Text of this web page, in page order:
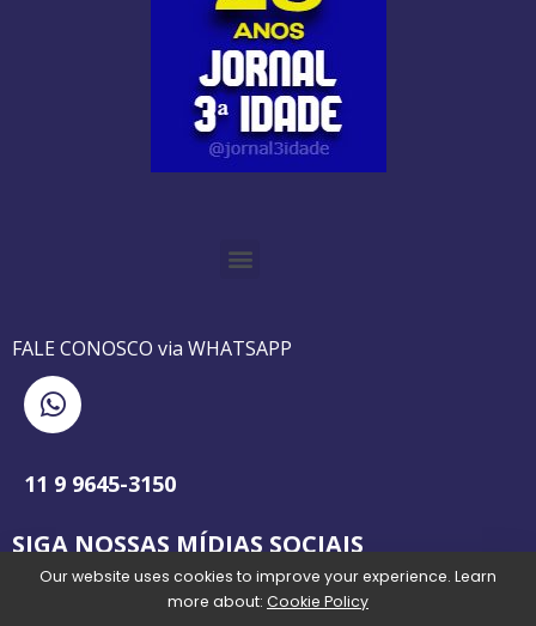
FALE CONOSCO via WHATSAPP
11 9 9645-3150
SIGA NOSSAS MÍDIAS SOCIAIS
Our website uses cookies to improve your experience. Learn
more about: Cookie Policy